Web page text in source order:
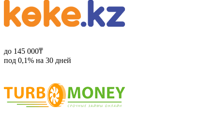
до 145 000₸
под 0,1% на 30 дней